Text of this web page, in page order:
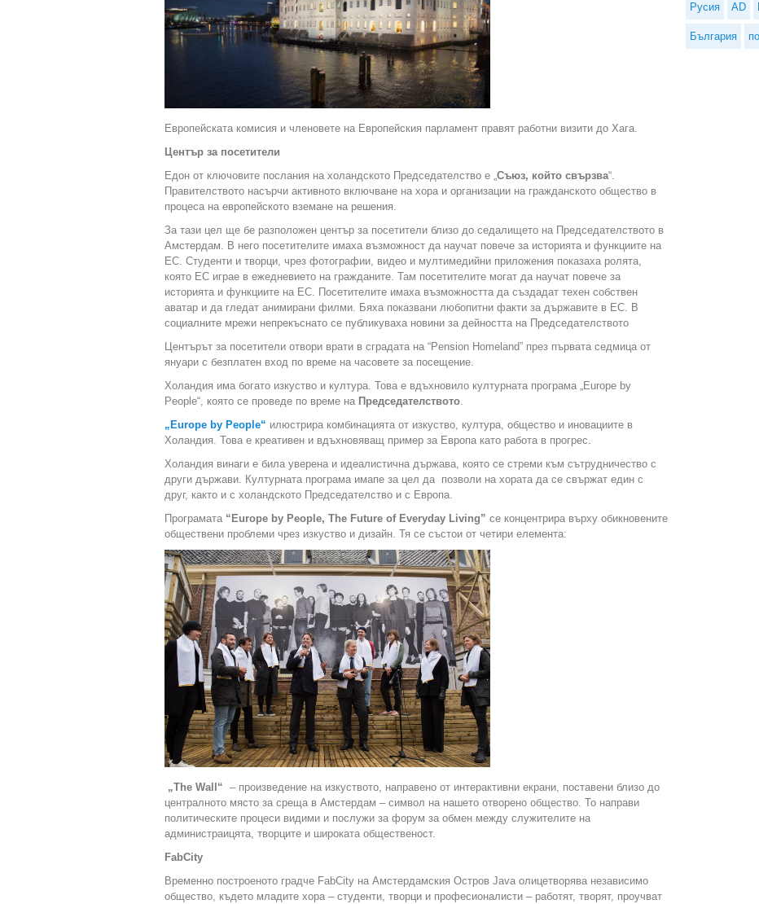
Европейската комисия и членовете на Европейския парламент правят работни визити до Хага.
Център за посетители
Едон от ключовите послания на холандското Председателство е „Съюз, който свързва“.
Правителството насърчи активното включване на хора и организации на гражданското общество в
процеса на европейското вземане на решения.
За тази цел ще бе разположен център за посетители близо до седалището на Председателството в
Амстердам. В него посетителите имаха възможност да научат повече за историята и функциите на
ЕС. Студенти и творци, чрез фотографии, видео и мултимедийни приложения показаха ролята,
която ЕС играе в ежедневието на гражданите. Там посетителите могат да научат повече за
историята и функциите на ЕС. Посетителите имаха възможността да създадат техен собствен
аватар и да гледат анимирани филми. Бяха показвани любопитни факти за държавите в ЕС. В
социалните мрежи непрекъснато се публикуваха новини за дейността на Председателството
Центърът за посетители отвори врати в сградата на “Pension Homeland” през първата седмица от
януари с безплатен вход по време на часовете за посещение.
Холандия има богато изкуство и култура. Това е вдъхновило културната програма „Europe by
People“, която се проведе по време на Председателството.
„Europe by People“ илюстрира комбинацията от изкуство, култура, общество и иновациите в
Холандия. Това е креативен и вдъхновяващ пример за Европа като работа в прогрес.
Холандия винаги е била уверена и идеалистична държава, която се стреми към сътрудничество с
други държави. Културната програма имапе за цел да позволи на хората да се свържат един с
друг, както и с холандското Председателство и с Европа.
Програмата “Europe by People, The Future of Everyday Living” се концентрира върху обикновените
обществени проблеми чрез изкуство и дизайн. Тя се състои от четири елемента:
„The Wall“ – произведение на изкуството, направено от интерактивни екрани, поставени близо до
централното място за среща в Амстердам – символ на нашето отворено общество. То направи
политическите процеси видими и послужи за форум за обмен между служителите на
администраицята, творците и широката общественост.
FabCity
Временно построеното градче FabCity на Амстердамския Остров Java олицетворява независимо
общество, където младите хора – студенти, творци и професионалисти – работят, творят, проучват
Русия AD
България